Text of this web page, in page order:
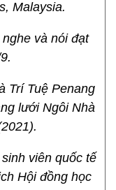
Malaysia.
và nói đạt
Trí Tuệ Penang
lưới Ngôi Nhà
viên quốc tế
Hội đồng học